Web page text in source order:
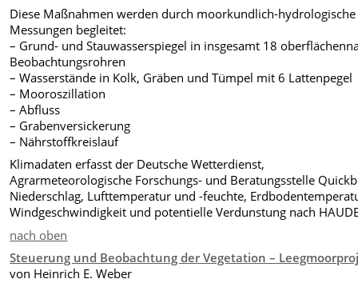
Diese Maßnahmen werden durch moorkundlich-hydrologische
Messungen begleitet:
– Grund- und Stauwasserspiegel in insgesamt 18
Beobachtungsrohren
– Wasserstände in Kolk, Gräben und Tümpel mit 6 Lattenpegel
– Mooroszillation
– Abfluss
– Grabenversickerung
– Nährstoffkreislauf
Klimadaten erfasst der Deutsche Wetterdienst,
Agrarmeteorologische Forschungs- und Beratungsstelle
Niederschlag, Lufttemperatur und -feuchte,
Windgeschwindigkeit und potentielle Verdunstung nach
nach oben
Steuerung und Beobachtung der Vegetation –
von Heinrich E. Weber